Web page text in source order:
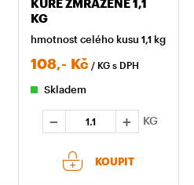
KUŘE ZMRAZENÉ 1,1
KG
hmotnost celého kusu 1,1 kg
108,- Kč / KG s DPH
Skladem
KG
KOUPIT